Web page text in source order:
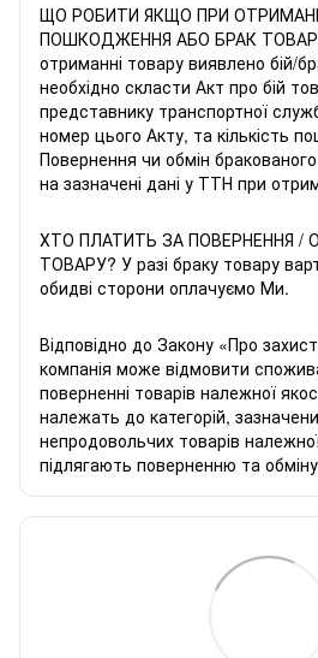
ЩО РОБИТИ ЯКЩО ПРИ
ПОШКОДЖЕННЯ АБО БРАК
отриманні товару виявлено бій/
необхідно скласти Акт про бій
представнику транспортної
номер цього Акту, та кількість
Повернення чи обмін
на зазначені дані у ТТН при
ХТО ПЛАТИТЬ ЗА ПОВЕРНЕННЯ /
ТОВАРУ? У разі браку товару
обидві сторони оплачуємо Ми.
Відповідно до Закону «Про
компанія може відмовити
поверненні товарів належної
належать до категорій,
непродовольчих товарів
підлягають поверненню та обміну